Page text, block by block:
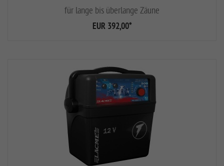
für lange bis überlange Zäune
EUR 392,00*